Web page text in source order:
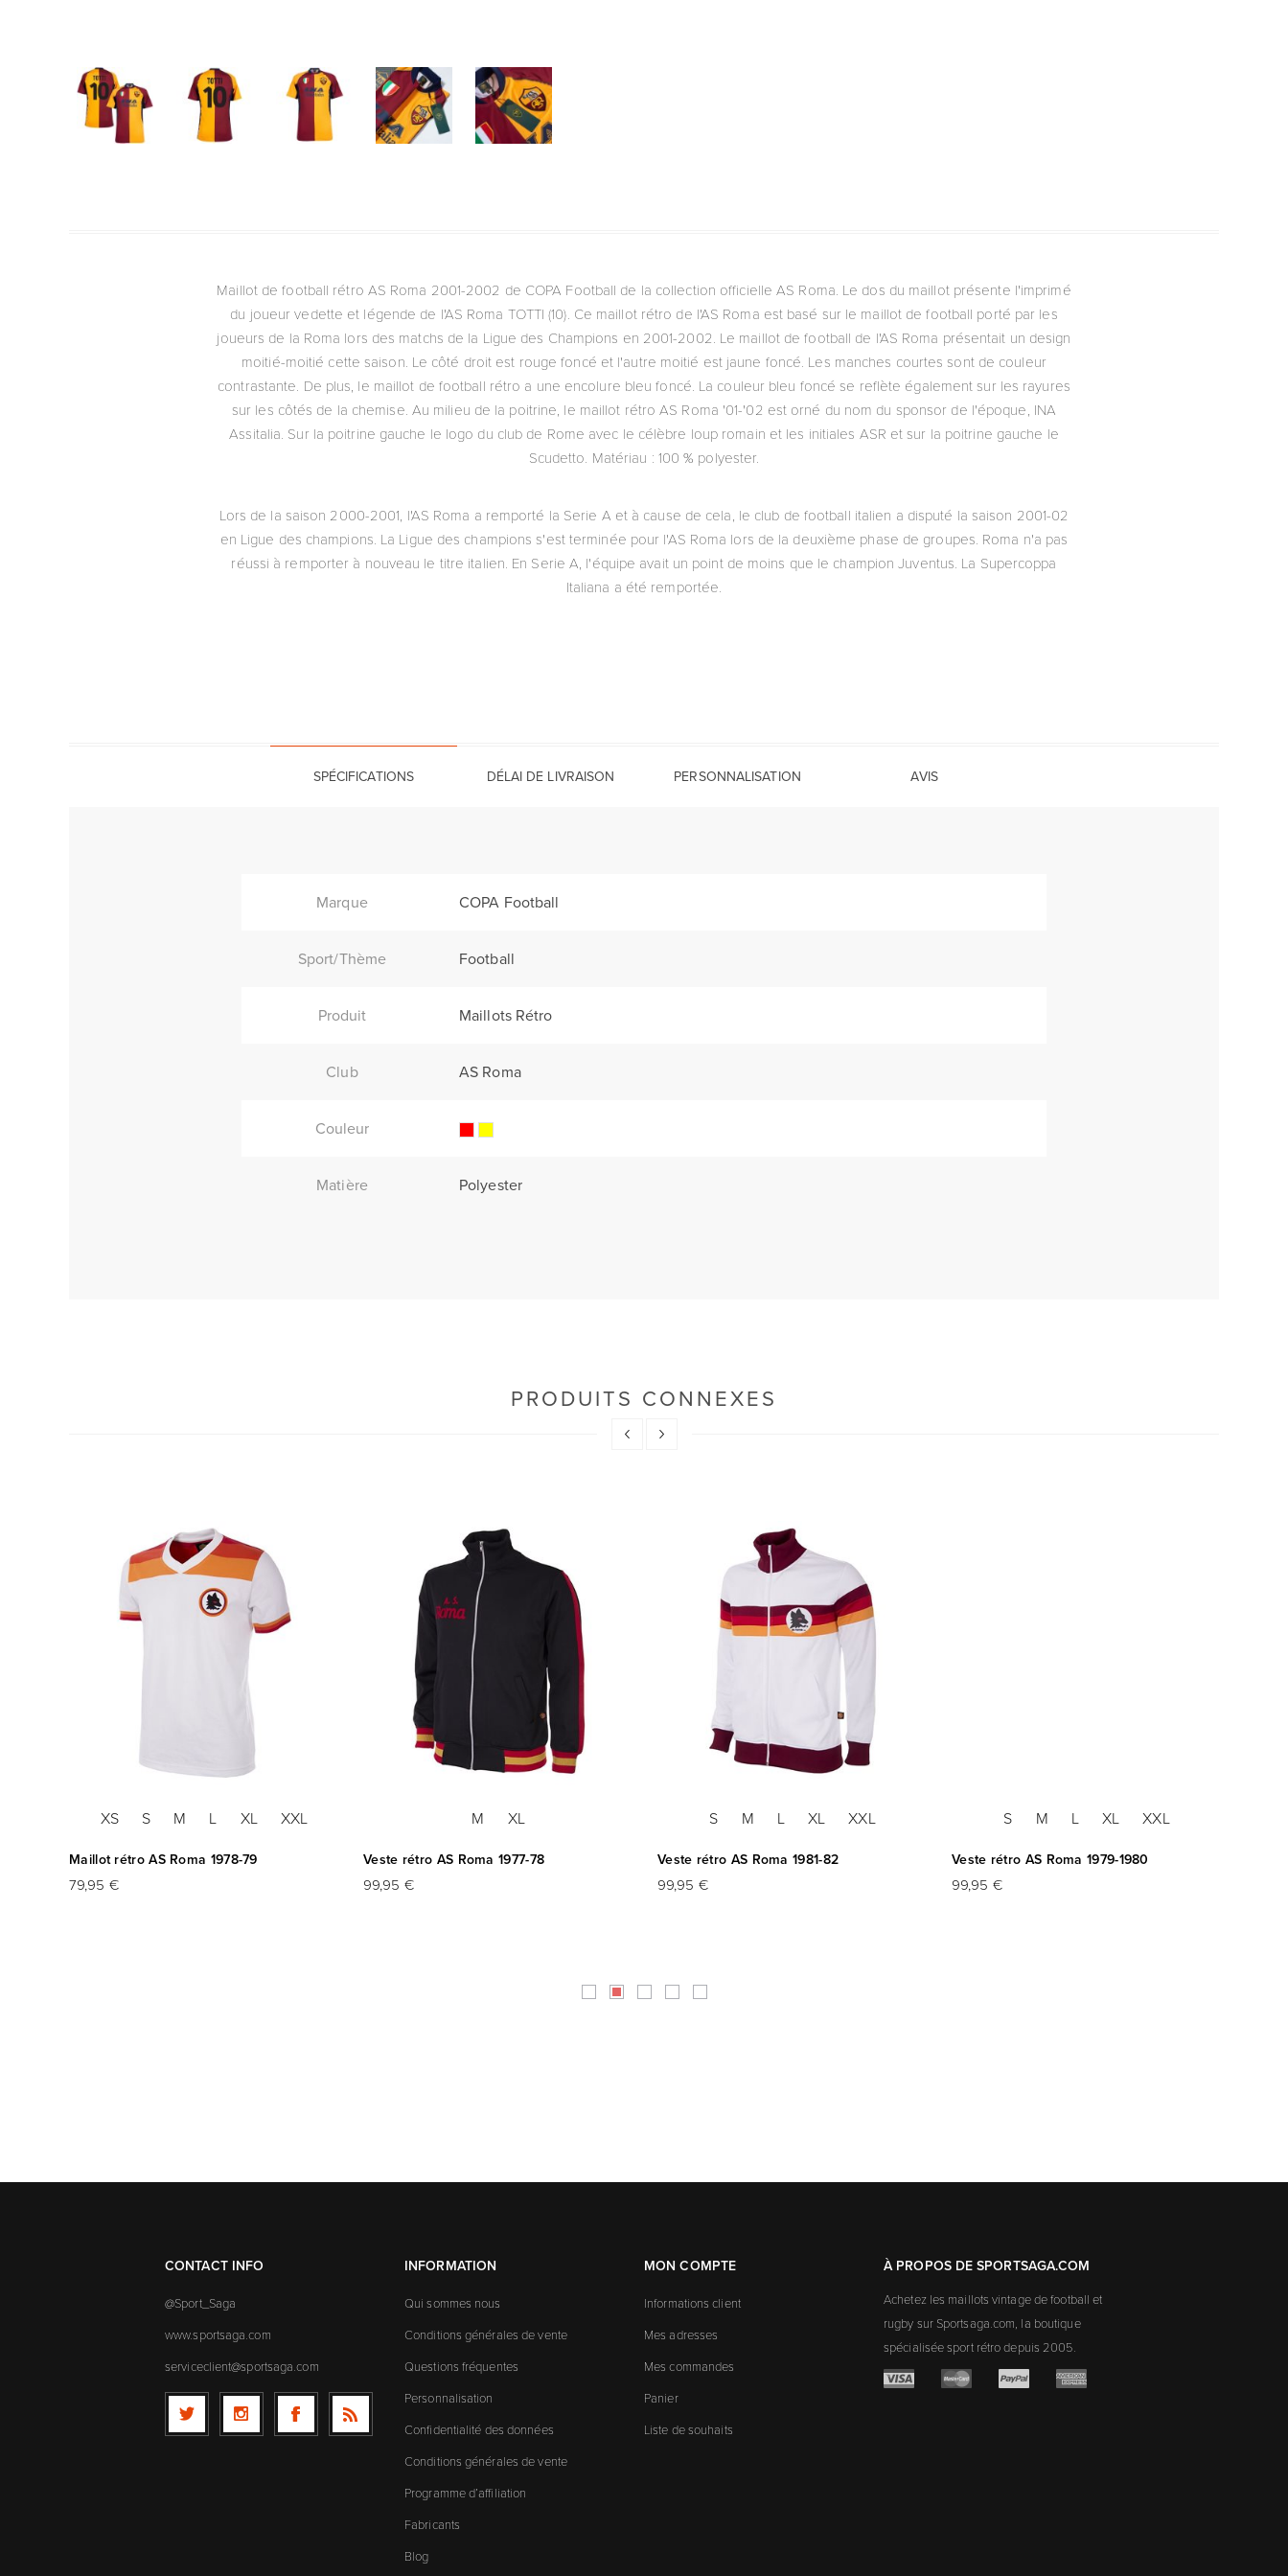
Maillot de football rétro AS Roma 2001-2002 de COPA Football de la collection officielle AS Roma. Le dos du maillot présente l'imprimé
du joueur vedette et légende de l'AS Roma TOTTI (10). Ce maillot rétro de l'AS Roma est basé sur le maillot de football porté par les
joueurs de la Roma lors des matchs de la Ligue des Champions en 2001-2002. Le maillot de football de l'AS Roma présentait un design
moitié-moitié cette saison. Le côté droit est rouge foncé et l'autre moitié est jaune foncé. Les manches courtes sont de couleur
contrastante. De plus, le maillot de football rétro a une encolure bleu foncé. La couleur bleu foncé se reflète également sur les rayures
sur les côtés de la chemise. Au milieu de la poitrine, le maillot rétro AS Roma '01-'02 est orné du nom du sponsor de l'époque, INA
Assitalia. Sur la poitrine gauche le logo du club de Rome avec le célèbre loup romain et les initiales ASR et sur la poitrine gauche le
Scudetto. Matériau : 100 % polyester.
Lors de la saison 2000-2001, l'AS Roma a remporté la Serie A et à cause de cela, le club de football italien a disputé la saison 2001-02
en Ligue des champions. La Ligue des champions s'est terminée pour l'AS Roma lors de la deuxième phase de groupes. Roma n'a pas
réussi à remporter à nouveau le titre italien. En Serie A, l'équipe avait un point de moins que le champion Juventus. La Supercoppa
Italiana a été remportée.
SPÉCIFICATIONS DÉLAI DE LIVRAISON PERSONNALISATION AVIS
Marque COPA Football
Sport/Thème Football
Produit Maillots Rétro
Club AS Roma
Couleur
Matière Polyester
PRODUITS CONNEXES
XS S M L XL XXL
Maillot rétro AS Roma 1978-79
79,95 €
M XL
Veste rétro AS Roma 1977-78
99,95 €
S M L XL XXL
Veste rétro AS Roma 1981-82
99,95 €
S M L XL XXL
Veste rétro AS Roma 1979-1980
99,95 €
CONTACT INFO
@Sport_Saga
www.sportsaga.com
serviceclient@sportsaga.com
INFORMATION
Qui sommes nous
Conditions générales de vente
Questions fréquentes
Personnalisation
Confidentialité des données
Conditions générales de vente
Programme d’affiliation
Fabricants
Blog
MON COMPTE
Informations client
Mes adresses
Mes commandes
Panier
Liste de souhaits
À PROPOS DE SPORTSAGA.COM
Achetez les maillots vintage de football et
rugby sur Sportsaga.com, la boutique
spécialisée sport rétro depuis 2005.